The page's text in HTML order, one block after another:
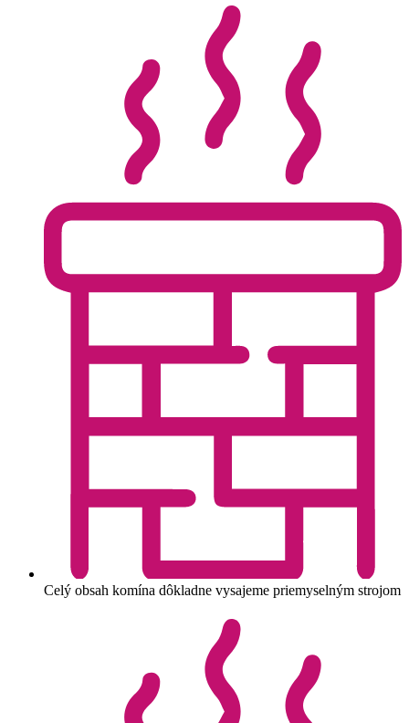
Celý obsah komína dôkladne vysajeme priemyselným strojom